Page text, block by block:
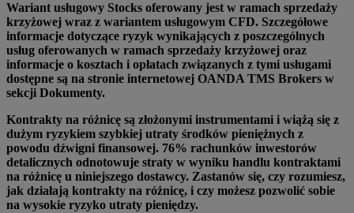
Wariant usługowy Stocks oferowany jest w ramach sprzedaży
krzyżowej wraz z wariantem usługowym CFD. Szczegółowe
informacje dotyczące ryzyk wynikających z poszczególnych
usług oferowanych w ramach sprzedaży krzyżowej oraz
informacje o kosztach i opłatach związanych z tymi usługami
dostępne są na stronie internetowej OANDA TMS Brokers w
sekcji Dokumenty.
Kontrakty na różnicę są złożonymi instrumentami i wiążą się z
dużym ryzykiem szybkiej utraty środków pieniężnych z
powodu dźwigni finansowej. 76% rachunków inwestorów
detalicznych odnotowuje straty w wyniku handlu kontraktami
na różnicę u niniejszego dostawcy. Zastanów się, czy rozumiesz,
jak działają kontrakty na różnicę, i czy możesz pozwolić sobie
na wysokie ryzyko utraty pieniędzy.